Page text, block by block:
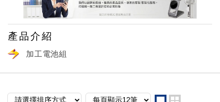
產品介紹
加工電池組